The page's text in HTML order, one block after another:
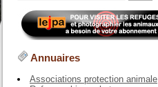
Annuaires
Associations protection animale